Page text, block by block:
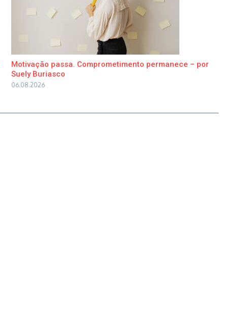
Motivação passa. Comprometimento permanece – por
Suely Buriasco
06.08.2026